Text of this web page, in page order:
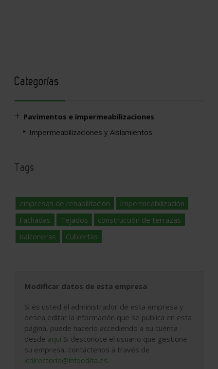
Categorías
Pavimentos e impermeabilizaciones
Impermeabilizaciones y Aislamientos
Tags
empresas de rehabilitación
Impermeabilización
Fachadas
Tejados
construcción de terrazas
balconeras
Cubiertas
Modificar datos de esta empresa
Si es usted el administrador de esta empresa y
desea editar la información que se publica en esta
página, puede hacerlo accediendo a su cuenta
desde aquí Si desconoce el usuario que gestiona
su empresa, contáctenos a través de
icdirectorio@infoedita.es.